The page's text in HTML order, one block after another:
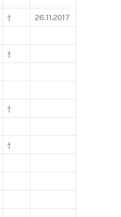
† 26.11.2017
†
†
†